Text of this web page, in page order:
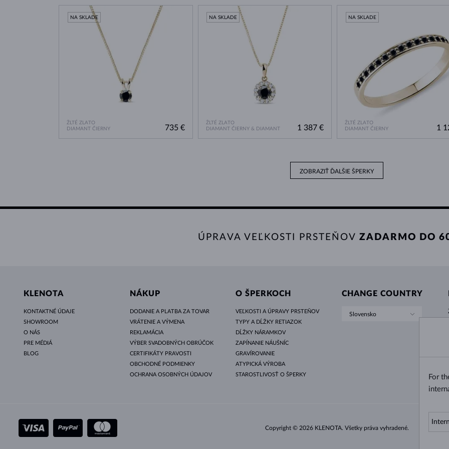
ŽLTÉ ZLATO
DIAMANT ČIERNY
NA SKLADE
735 €
ŽLTÉ ZLATO
DIAMANT ČIERNY & DIAMANT
NA SKLADE
1 387 €
ŽLTÉ ZLATO
DIAMANT ČIERNY
NA SKLADE
1
ZOBRAZIŤ ĎALŠIE ŠPERKY
ÚPRAVA VEĽKOSTI PRSTEŇOV ZADARMO DO
KLENOTA
KONTAKTNÉ ÚDAJE
SHOWROOM
O NÁS
PRE MÉDIÁ
BLOG
NÁKUP
DODANIE A PLATBA ZA TOVAR
VRÁTENIE A VÝMENA
REKLAMÁCIA
VÝBER SVADOBNÝCH OBRÚČOK
CERTIFIKÁTY PRAVOSTI
OBCHODNÉ PODMIENKY
OCHRANA OSOBNÝCH ÚDAJOV
O ŠPERKOCH
VEĽKOSTI A ÚPRAVY PRSTEŇOV
TYPY A DĹŽKY RETIAZOK
DĹŽKY NÁRAMKOV
ZAPÍNANIE NÁUŠNÍC
GRAVÍROVANIE
ATYPICKÁ VÝROBA
STAROSTLIVOSŤ O ŠPERKY
CHANGE COUNTRY
Slovensko
Copyright © 2026 KLENOTA. Všetky práva vyhradené.
For